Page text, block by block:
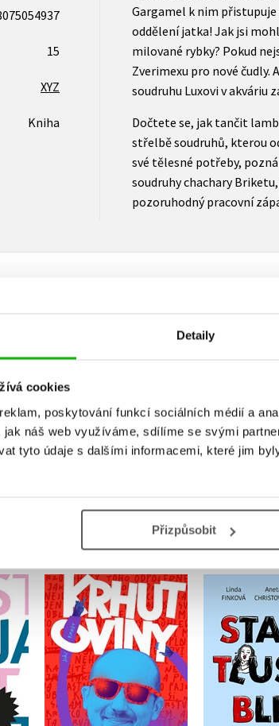
Detaily
cookies
poskytování funkcí sociálních médií a
jak náš web využíváme, sdílíme se svými
tyto údaje s dalšími informacemi, které jim
Přizpůsobit
15
XYZ
Kniha
Gargamel k nim
oddělení jatka! Jak jsi
milované rybky? Pokud
Zverimexu pro nové čudly.
soudruhu Luxovi v akváriu
Dočtete se, jak tančit
střelbě soudruhů, kterou
své tělesné potřeby,
soudruhy chachary
pozoruhodný pracovní
Přihlásit
MOHLO BY VÁS TAKÉ
Krhutoviny
Jiří Krhut
Stará,
opět
,
Aneta
,